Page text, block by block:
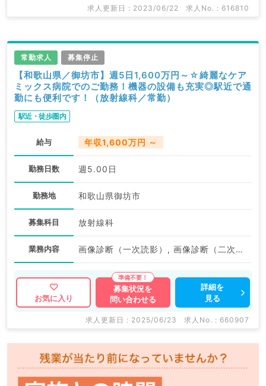
求人更新日 : 2023/06/22 求人No. : 616810
常勤求人 募集停止
【和歌山県／御坊市】週5日1,600万円～☆綺麗なケア
ミックス病院でのご勤務！機器の設備も充実◎駅近で通
勤にも便利です！（放射線科／常勤）
駅近・徒歩圏内
給与 年収1,600万円 ～
勤務日数 週5.00日
勤務地 和歌山県御坊市
募集科目 放射線科
業務内容 画像診断（一次読影）, 画像診断（二次読影）
お気に入り
募集状況を
問い合わせる
詳細を
見る
求人更新日 : 2025/06/23 求人No. : 660907